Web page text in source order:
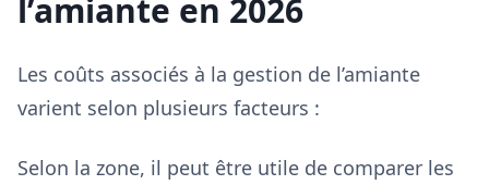
l’amiante en 2026
Les coûts associés à la gestion de l’amiante
varient selon plusieurs facteurs :
Selon la zone, il peut être utile de comparer les